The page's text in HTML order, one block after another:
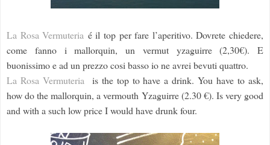
La Rosa Vermuteria é il top per fare l’aperitivo. Dovrete chiedere,
come fanno i mallorquin, un vermut yzaguirre (2,30€). E
buonissimo e ad un prezzo cosi basso io ne avrei bevuti quattro.
La Rosa Vermuteriais the top to have a drink. You have to ask,
how do the mallorquin, a vermouth Yzaguirre (2.30 €). Is very good
and with a such low price I would have drunk four.